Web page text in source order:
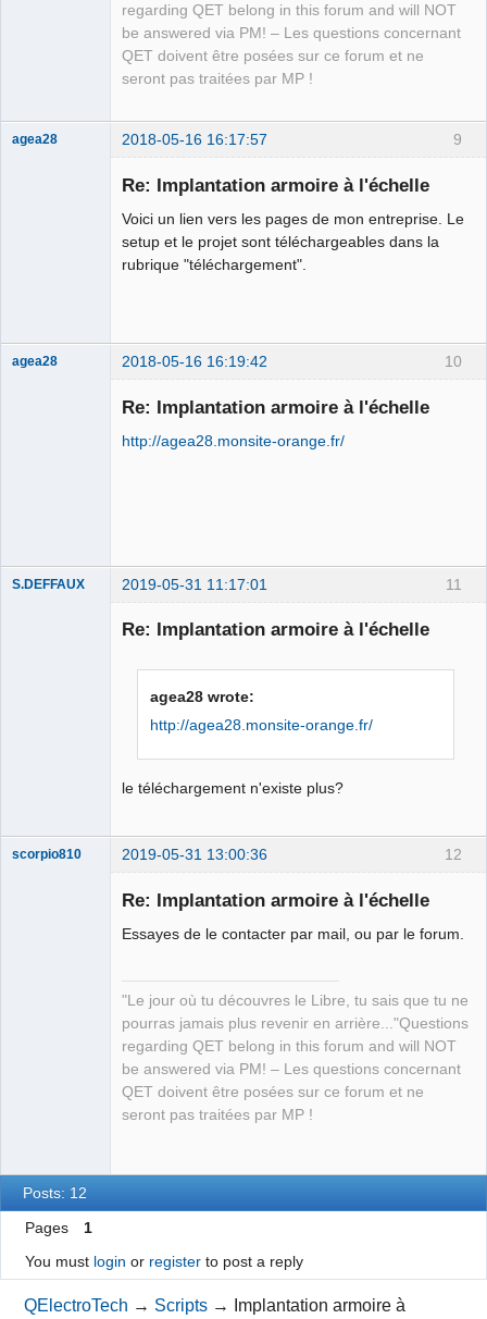
regarding QET belong in this forum and will NOT
be answered via PM! – Les questions concernant
QET doivent être posées sur ce forum et ne
seront pas traitées par MP !
9
agea28 2018-05-16 16:17:57
Re: Implantation armoire à l'échelle
Voici un lien vers les pages de mon entreprise. Le
setup et le projet sont téléchargeables dans la
rubrique "téléchargement".
10
agea28 2018-05-16 16:19:42
Re: Implantation armoire à l'échelle
http://agea28.monsite-orange.fr/
11
S.DEFFAUX 2019-05-31 11:17:01
Re: Implantation armoire à l'échelle
agea28 wrote:
http://agea28.monsite-orange.fr/
le téléchargement n'existe plus?
12
scorpio810 2019-05-31 13:00:36
Re: Implantation armoire à l'échelle
Essayes de le contacter par mail, ou par le forum.
"Le jour où tu découvres le Libre, tu sais que tu ne
pourras jamais plus revenir en arrière..."Questions
regarding QET belong in this forum and will NOT
be answered via PM! – Les questions concernant
QET doivent être posées sur ce forum et ne
seront pas traitées par MP !
Posts: 12
Pages
1
You must login or registerto post a reply
QElectroTech → Scripts →
Implantation armoire à